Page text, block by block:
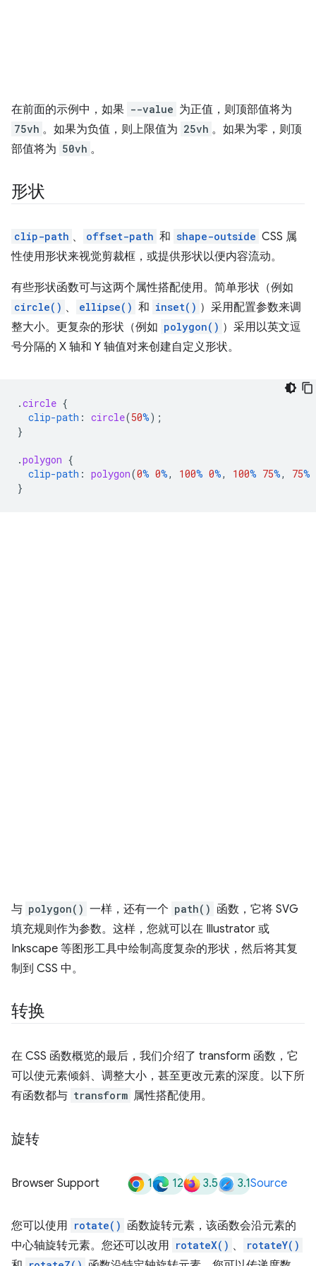
在前面的示例中，如果 --value 为正值，则顶部值将为
75vh 。如果为负值，则上限值为 25vh 。如果为零，则顶
部值将为 50vh 。
形状
clip-path 、 offset-path 和 shape-outside CSS 属
性使用形状来视觉剪裁框，或提供形状以便内容流动。
有些形状函数可与这两个属性搭配使用。简单形状（例如
circle() 、 ellipse() 和 inset() ）采用配置参数来调
整大小。更复杂的形状（例如 polygon() ）采用以英文逗
号分隔的 X 轴和 Y 轴值对来创建自定义形状。
.circle {
clip-path : circle(50%);
}
.polygon {
clip-path : polygon(0% 0%, 100% 0%, 100% 75%, 75%
}
与 polygon() 一样，还有一个 path() 函数，它将 SVG
填充规则作为参数。这样，您就可以在 Illustrator 或
Inkscape 等图形工具中绘制高度复杂的形状，然后将其复
制到 CSS 中。
转换
在 CSS 函数概览的最后，我们介绍了 transform 函数，它
可以使元素倾斜、调整大小，甚至更改元素的深度。以下所
有函数都与 transform 属性搭配使用。
旋转
Browser Support 1 12 3.5 3.1Source
您可以使用 rotate() 函数旋转元素，该函数会沿元素的
中心轴旋转元素。您还可以改用 rotateX() 、 rotateY()